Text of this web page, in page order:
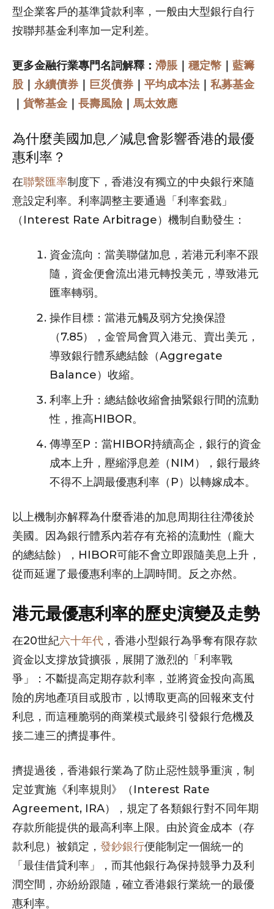
型企業客戶的基準貸款利率，一般由大型銀行自行
按聯邦基金利率加一定利差。
更多金融行業專門名詞解釋： 滯脹｜ 穩定幣
藍籌
股
永續債券 巨災債券 平均成本法｜ 私募基金
貨幣基金 長壽風險 馬太效應
為什麼美國加息／減息會影響香港的最優
惠利率？
在聯繫匯率制度下，香港沒有獨立的中央銀行來隨
意設定利率。利率調整主要通過「利率套戥」
（Interest Rate Arbitrage）機制自動發生：
資金流向：當美聯儲加息，若港元利率不跟
隨，資金便會流出港元轉投美元，導致港元
匯率轉弱。
操作目標：當港元觸及弱方兌換保證
（7.85），金管局會買入港元、賣出美元，
導致銀行體系總結餘（Aggregate
Balance）收縮。
利率上升：總結餘收縮會抽緊銀行間的流動
性，推高HIBOR。
傳導至P：當HIBOR持續高企，銀行的資金
成本上升，壓縮淨息差（NIM），銀行最終
不得不上調最優惠利率（P）以轉嫁成本。
以上機制亦解釋為什麼香港的加息周期往往滯後於
美國。因為銀行體系內若存有充裕的流動性（龐大
的總結餘），HIBOR可能不會立即跟隨美息上升，
從而延遲了最優惠利率的上調時間。反之亦然。
港元最優惠利率的歷史演變及走勢
在20世紀六十年代 ，香港小型銀行為爭奪有限存款
資金以支撐放貸擴張，展開了激烈的「利率戰
爭」：不斷提高定期存款利率，並將資金投向高風
險的房地產項目或股市，以博取更高的回報來支付
利息，而這種脆弱的商業模式最終引發銀行危機及
接二連三的擠提事件。
擠提過後，香港銀行業為了防止惡性競爭重演，制
定並實施《利率規則》（Interest Rate
Agreement, IRA），規定了各類銀行對不同年期
存款所能提供的最高利率上限。由於資金成本（存
款利息）被鎖定， 發鈔銀行便能制定一個統一的
「最佳借貸利率」，而其他銀行為保持競爭力及利
潤空間，亦紛紛跟隨，確立香港銀行業統一的最優
惠利率。